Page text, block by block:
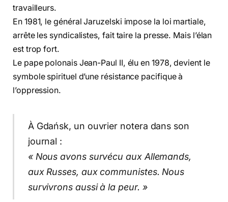
travailleurs.
En 1981, le général Jaruzelski impose la loi martiale,
arrête les syndicalistes, fait taire la presse. Mais l’élan
est trop fort.
Le pape polonais Jean-Paul II, élu en 1978, devient le
symbole spirituel d’une résistance pacifique à
l’oppression.
À Gdańsk, un ouvrier notera dans son
journal :
« Nous avons survécu aux Allemands,
aux Russes, aux communistes. Nous
survivrons aussi à la peur. »